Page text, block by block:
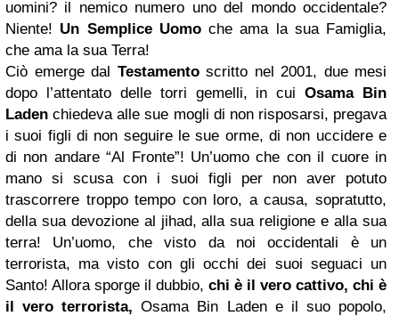
uomini? il nemico numero uno del mondo occidentale?
Niente! Un Semplice Uomoche ama la sua Famiglia,
che ama la sua Terra!
Ciò emerge dal Testamentoscritto nel 2001, due mesi
dopo l’attentato delle torri gemelli, in cuiOsama Bin
Laden chiedeva alle sue mogli di non risposarsi, pregava
i suoi figli di non seguire le sue orme, di non uccidere e
di non andare “Al Fronte”! Un’uomo che con il cuore in
mano si scusa con i suoi figli per non aver potuto
trascorrere troppo tempo con loro, a causa, sopratutto,
della sua devozione al jihad, alla sua religione e alla sua
terra! Un’uomo, che visto da noi occidentali è un
terrorista, ma visto con gli occhi dei suoi seguaci un
Santo! Allora sporge il dubbio, chi è il vero cattivo, chi è
il vero terrorista, Osama Bin Laden e il suo popolo,